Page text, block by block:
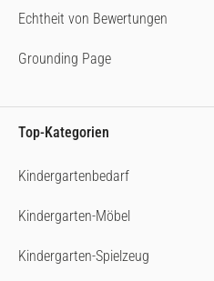
Echtheit von Bewertungen
Grounding Page
Top-Kategorien
Kindergartenbedarf
Kindergarten-Möbel
Kindergarten-Spielzeug